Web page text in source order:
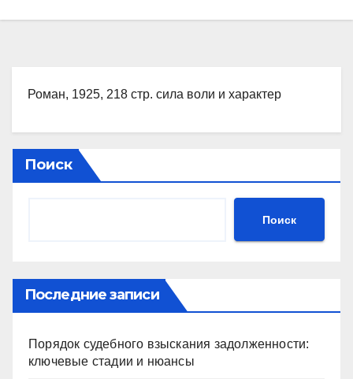
Роман, 1925, 218 стр. сила воли и характер
Поиск
Поиск
Последние записи
Порядок судебного взыскания задолженности:
ключевые стадии и нюансы